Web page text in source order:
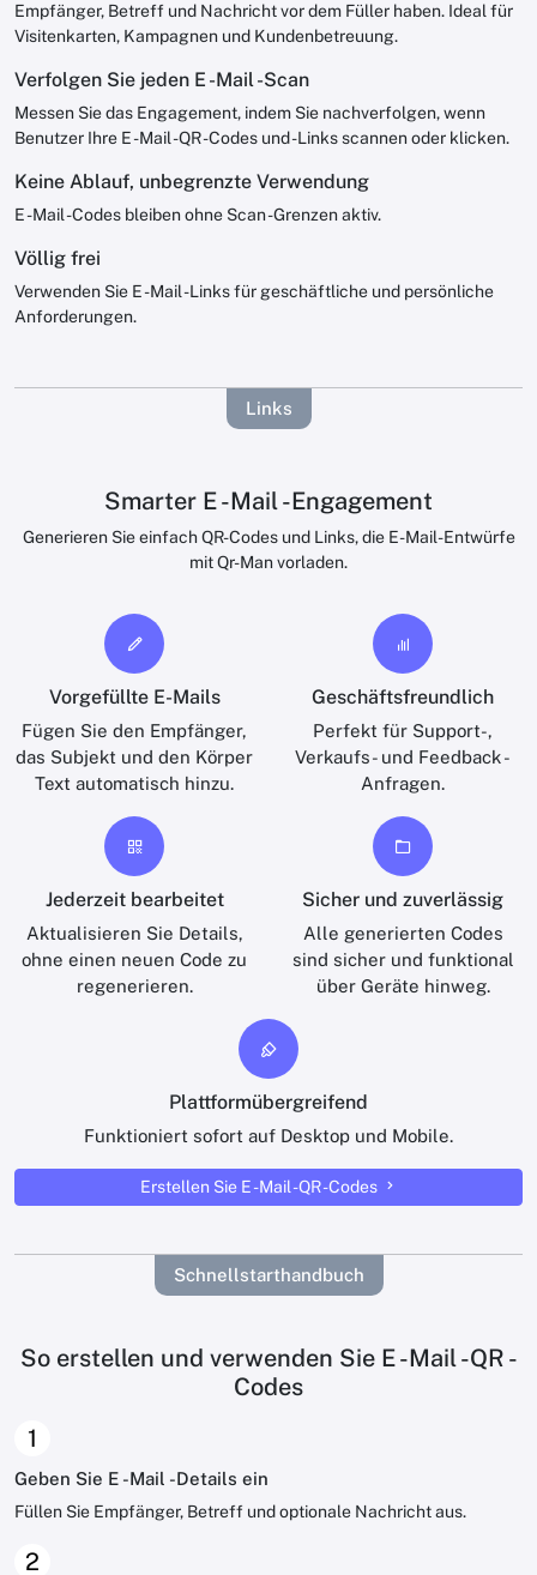
Empfänger, Betreff und Nachricht vor dem Füller haben. Ideal für
Visitenkarten, Kampagnen und Kundenbetreuung.
Verfolgen Sie jeden E -Mail -Scan
Messen Sie das Engagement, indem Sie nachverfolgen, wenn
Benutzer Ihre E -Mail -QR -Codes und -Links scannen oder klicken.
Keine Ablauf, unbegrenzte Verwendung
E -Mail -Codes bleiben ohne Scan -Grenzen aktiv.
Völlig frei
Verwenden Sie E -Mail -Links für geschäftliche und persönliche
Anforderungen.
Links
Smarter E -Mail -Engagement
Generieren Sie einfach QR-Codes und Links, die E-Mail-Entwürfe
mit Qr-Man vorladen.
Vorgefüllte E-Mails
Fügen Sie den Empfänger,
das Subjekt und den Körper
Text automatisch hinzu.
Geschäftsfreundlich
Perfekt für Support-,
Verkaufs- und Feedback -
Anfragen.
Jederzeit bearbeitet
Aktualisieren Sie Details,
ohne einen neuen Code zu
regenerieren.
Sicher und zuverlässig
Alle generierten Codes
sind sicher und funktional
über Geräte hinweg.
Plattformübergreifend
Funktioniert sofort auf Desktop und Mobile.
Erstellen Sie E -Mail -QR -Codes
Schnellstarthandbuch
So erstellen und verwenden Sie E -Mail -QR -
Codes
1
Geben Sie E -Mail -Details ein
Füllen Sie Empfänger, Betreff und optionale Nachricht aus.
2